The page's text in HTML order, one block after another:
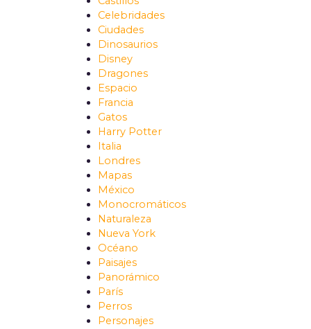
Celebridades
Ciudades
Dinosaurios
Disney
Dragones
Espacio
Francia
Gatos
Harry Potter
Italia
Londres
Mapas
México
Monocromáticos
Naturaleza
Nueva York
Océano
Paisajes
Panorámico
París
Perros
Personajes